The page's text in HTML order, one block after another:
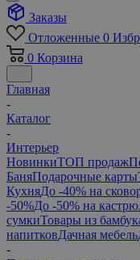
Заказы
Отложенные 0
0 Корзина
Главная
-
Каталог
-
Интерьер
НовинкиТОП продаж
БаняПодарочные карты
КухняДо -40% на
-50%До -50% на
сумкиТовары из
напитковДачная мебель
-